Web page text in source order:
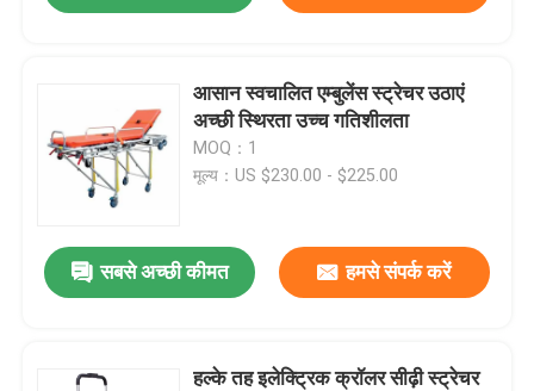
आसान स्वचालित एम्बुलेंस स्ट्रेचर उठाएं
अच्छी स्थिरता उच्च गतिशीलता
MOQ：1
मूल्य：US $230.00 - $225.00
सबसे अच्छी कीमत हमसे संपर्क करें
हल्के तह इलेक्ट्रिक क्रॉलर सीढ़ी स्ट्रेचर